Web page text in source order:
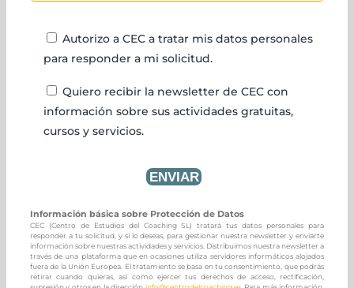
Autorizo a CEC a tratar mis datos personales
para responder a mi solicitud.
Quiero recibir la newsletter de CEC con
información sobre sus actividades gratuitas,
cursos y servicios.
Información básica sobre Protección de Datos
CEC (Centro de Estudios del Coaching SL) tratará tus datos personales para
responder a tu solicitud, y si lo deseas, para gestionar nuestra newsletter y enviarte
información sobre nuestras actividades y servicios. Distribuimos nuestra newsletter a
través de una plataforma que en ocasiones utiliza servidores informáticos alojados
fuera de la Unión Europea. El tratamiento se basa en tu consentimiento, que podrás
retirar cuando quieras, así como ejercer tus derechos de acceso, rectificación,